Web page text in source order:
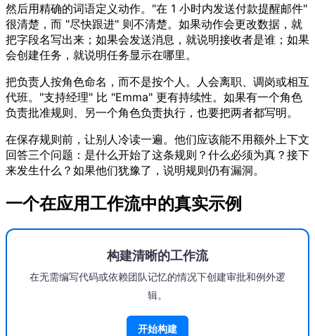
然后用精确的词语定义动作。"在 1 小时内发送付款提醒邮件"
很清楚，而 "尽快跟进" 则不清楚。如果动作会更改数据，就
把字段名写出来；如果会发送消息，就说明接收者是谁；如果
会创建任务，就说明任务显示在哪里。
把负责人按角色命名，而不是按个人。人会离职、调岗或相互
代班。"支持经理" 比 "Emma" 更有持续性。如果有一个角色
负责批准规则、另一个角色负责执行，也要把两者都写明。
在保存规则前，让别人冷读一遍。他们应该能不用额外上下文
回答三个问题：是什么开始了这条规则？什么必须为真？接下
来发生什么？如果他们犹豫了，说明规则仍有漏洞。
一个在应用工作流中的真实示例
构建清晰的工作流
在无需编写代码或依赖团队记忆的情况下创建审批和例外逻
辑。
开始构建